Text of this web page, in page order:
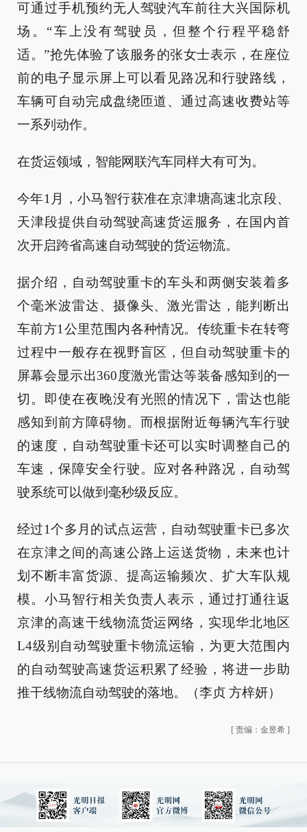
可通过手机预约无人驾驶汽车前往大兴国际机
场。“车上没有驾驶员，但整个行程平稳舒
适。”抢先体验了该服务的张女士表示，在座位
前的电子显示屏上可以看见路况和行驶路线，
车辆可自动完成盘绕匝道、通过高速收费站等
一系列动作。
在货运领域，智能网联汽车同样大有可为。
今年1月，小马智行获准在京津塘高速北京段、
天津段提供自动驾驶高速货运服务，在国内首
次开启跨省高速自动驾驶的货运物流。
据介绍，自动驾驶重卡的车头和两侧安装着多
个毫米波雷达、摄像头、激光雷达，能判断出
车前方1公里范围内各种情况。传统重卡在转弯
过程中一般存在视野盲区，但自动驾驶重卡的
屏幕会显示出360度激光雷达等装备感知到的一
切。即使在夜晚没有光照的情况下，雷达也能
感知到前方障碍物。而根据附近每辆汽车行驶
的速度，自动驾驶重卡还可以实时调整自己的
车速，保障安全行驶。应对各种路况，自动驾
驶系统可以做到毫秒级反应。
经过1个多月的试点运营，自动驾驶重卡已多次
在京津之间的高速公路上运送货物，未来也计
划不断丰富货源、提高运输频次、扩大车队规
模。小马智行相关负责人表示，通过打通往返
京津的高速干线物流货运网络，实现华北地区
L4级别自动驾驶重卡物流运输，为更大范围内
的自动驾驶高速货运积累了经验，将进一步助
推干线物流自动驾驶的落地。（李贞 方梓妍）
[ 责编：金昱希 ]